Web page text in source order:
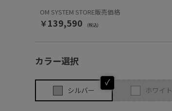
OM SYSTEM STORE販売価格
￥139,590 (税込)
カラー選択
シルバー ホワイト